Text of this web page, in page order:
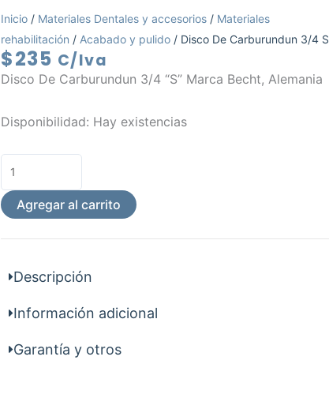
Inicio / Materiales Dentales y accesorios / Materiales
rehabilitación / Acabado y pulido / Disco De Carburundun 3/4 S
$235 C/Iva
Disco De Carburundun 3/4 “S” Marca Becht, Alemania
Disponibilidad: Hay existencias
Disco
Carburundun
S
cantidad
Agregar al carrito
Descripción
Información adicional
Garantía y otros